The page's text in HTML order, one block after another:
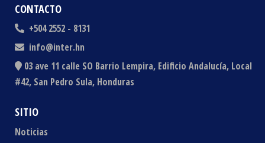
CONTACTO
+504 2552 - 8131
info@inter.hn
03 ave 11 calle SO Barrio Lempira, Edificio Andalucía, Local
#42, San Pedro Sula, Honduras
SITIO
Noticias